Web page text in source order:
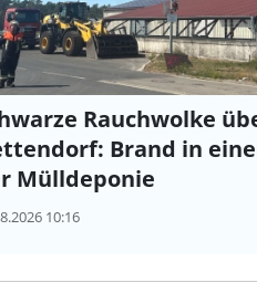
Rauchwolke
Brand in
Mülldeponie
10:16